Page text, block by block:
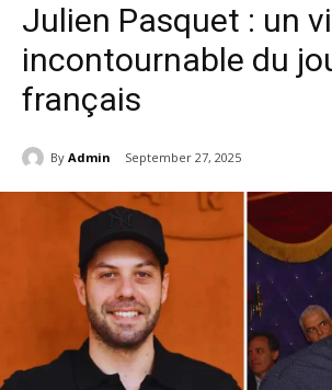
Julien Pasquet : un
incontournable du
français
By Admin September 27, 2025